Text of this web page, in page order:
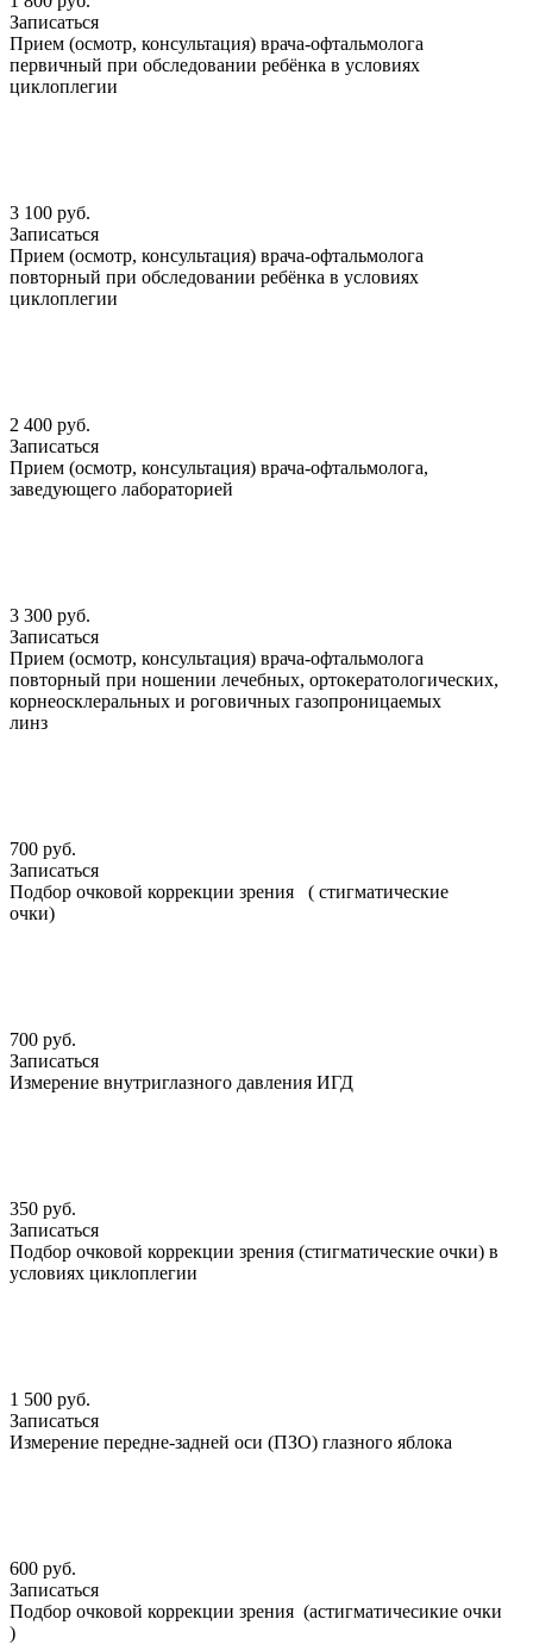
Записаться
Прием (осмотр, консультация) врача-офтальмолога
первичный при обследовании ребёнка в условиях
циклоплегии
3 100 руб.
Записаться
Прием (осмотр, консультация) врача-офтальмолога
повторный при обследовании ребёнка в условиях
циклоплегии
2 400 руб.
Записаться
Прием (осмотр, консультация) врача-офтальмолога,
заведующего лабораторией
3 300 руб.
Записаться
Прием (осмотр, консультация) врача-офтальмолога
повторный при ношении лечебных, ортокератологических,
корнеосклеральных и роговичных газопроницаемых
линз
700 руб.
Записаться
Подбор очковой коррекции зрения ( стигматические
очки)
700 руб.
Записаться
Измерение внутриглазного давления ИГД
350 руб.
Записаться
Подбор очковой коррекции зрения (стигматические очки) в
условиях циклоплегии
1 500 руб.
Записаться
Измерение передне-задней оси (ПЗО) глазного яблока
600 руб.
Записаться
Подбор очковой коррекции зрения (астигматичесикие очки
)